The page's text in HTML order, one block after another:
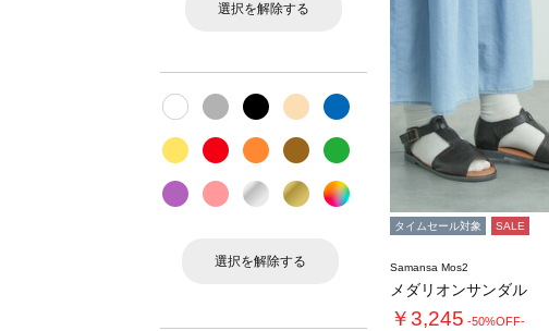
選択を解除する
選択を解除する
タイムセール対象 SALE
Samansa Mos2
メダリオンサンダル
￥3,245 -50%OFF-